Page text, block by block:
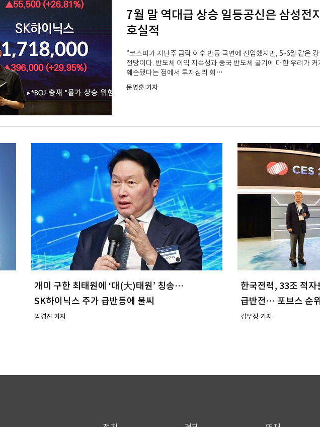
7월 말 역대급 상승 일등공신은 삼성전
호실적
“코스피가 지난주 급락 이후 반등 국면에 진입했지만, 5~6월 같은
전망이다. 반도체 이익 지속성과 중국 반도체 굴기에 대한 우려가
훼손됐다는 점에서 투자심리 회…
문영훈 기자
개미 구한 최태원에 ‘대(大)태원’ 칭송…
SK하이닉스 주가 급반등에 불씨
임경진 기자
한국전력, 33조 적
급반전… 포브스 순
김우정 기자